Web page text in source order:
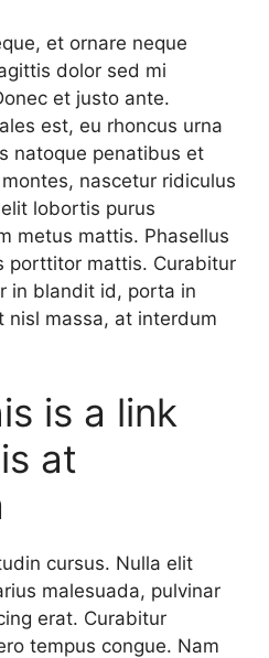
et ornare neque
dolor sed mi
et justo ante.
est, eu rhoncus urna
natoque penatibus et
nascetur ridiculus
lobortis purus
metus mattis. Phasellus
porttitor mattis. Curabitur
in blandit id, porta in
nisl massa, at interdum
is a link
at
cursus. Nulla elit
malesuada, pulvinar
erat. Curabitur
tempus congue. Nam